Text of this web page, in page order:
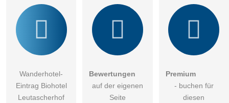
Wanderhotel-
Eintrag Biohotel
Leutascherhof
Bewertungen
auf der eigenen
Seite
Premium
- buchen für
diesen